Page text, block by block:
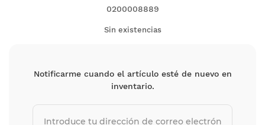
0200008889
Sin existencias
Notificarme cuando el artículo esté de nuevo en
inventario.